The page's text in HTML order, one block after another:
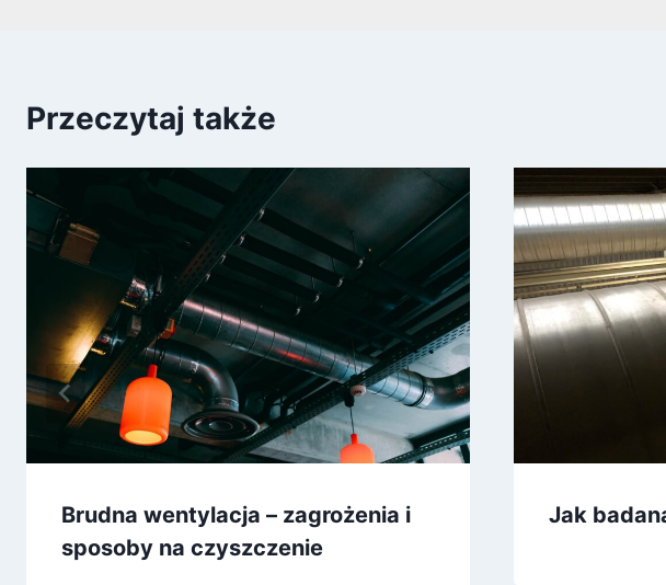
Przeczytaj także
Brudna wentylacja – zagrożenia i
sposoby na czyszczenie
Jak